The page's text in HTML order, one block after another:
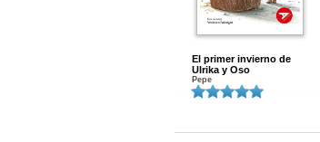
El primer invierno de
Ulrika y Oso
Pepe